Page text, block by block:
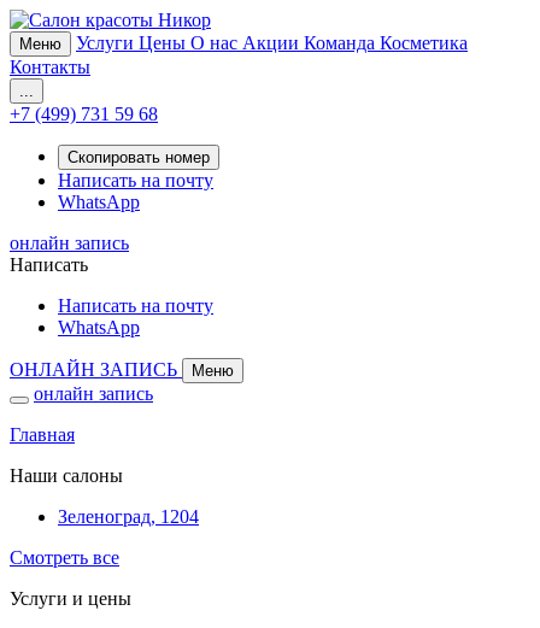
Меню Услуги Цены О нас Акции Команда Косметика
Контакты
...
+7 (499) 731 59 68
Скопировать номер
Написать на почту
WhatsApp
онлайн запись
Написать
Написать на почту
WhatsApp
ОНЛАЙН ЗАПИСЬ Меню
онлайн запись
Главная
Наши салоны
Зеленоград, 1204
Смотреть все
Услуги и цены